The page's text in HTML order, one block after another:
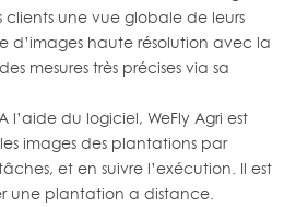
clients une vue globale de leurs
d’images haute résolution avec la
mesures très précises via sa
l’aide du logiciel, WeFly Agri est
images des plantations par
et en suivre l’exécution. Il est
une plantation a distance.